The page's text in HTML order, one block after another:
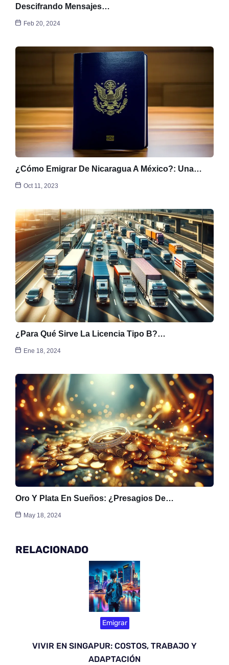
Descifrando Mensajes…
Feb 20, 2024
¿Cómo Emigrar De Nicaragua A México?: Una…
Oct 11, 2023
¿Para Qué Sirve La Licencia Tipo B?…
Ene 18, 2024
Oro Y Plata En Sueños: ¿presagios De…
May 18, 2024
RELACIONADO
Emigrar
VIVIR EN SINGAPUR: COSTOS, TRABAJO Y
ADAPTACIÓN